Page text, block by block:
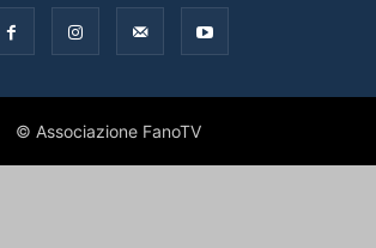
© Associazione FanoTV